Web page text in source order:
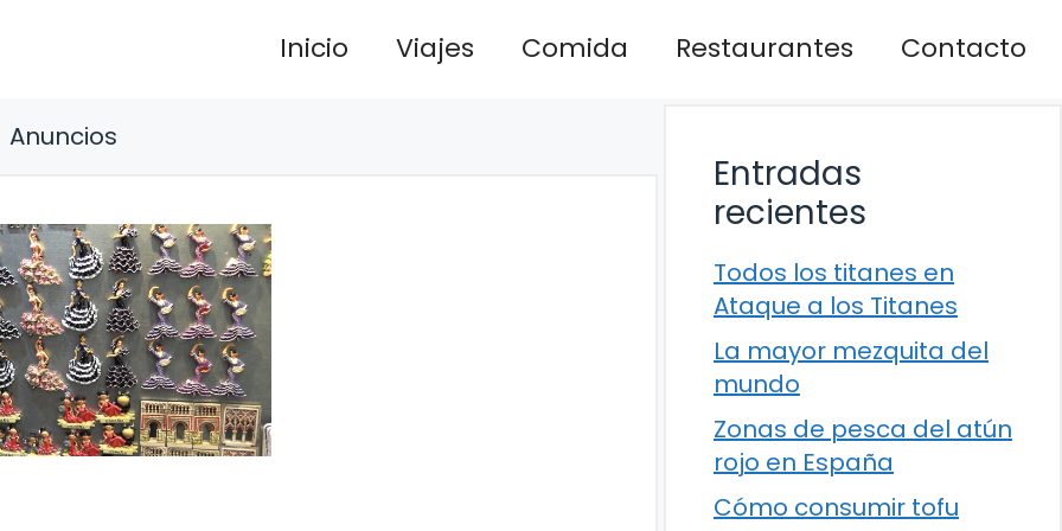
Inicio Viajes Comida Restaurantes Contacto
Anuncios
Entradas
recientes
Todos los titanes en
Ataque a los Titanes
La mayor mezquita del
mundo
Zonas de pesca del atún
rojo en España
Cómo consumir tofu